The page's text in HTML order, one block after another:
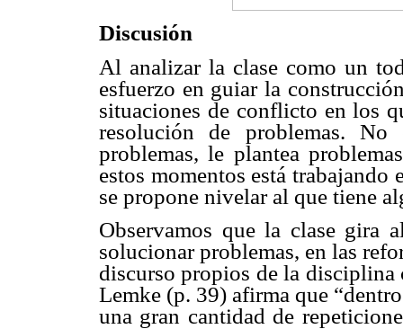
Discusión
Al analizar la clase como un
esfuerzo en guiar la
situaciones de conflicto en los
resolución de problemas.
problemas, le plantea
estos momentos está
se propone nivelar al que tiene
Observamos que la clase gira
solucionar problemas, en las
discurso propios de la disciplina
Lemke (p. 39) afirma que
una gran cantidad de